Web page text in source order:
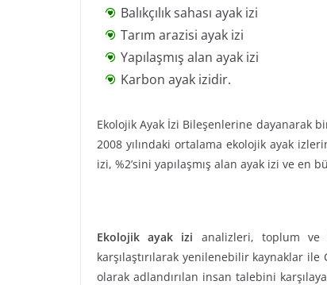
Balıkçılık sahası ayak izi
Tarım arazisi ayak izi
Yapılaşmış alan ayak izi
Karbon ayak izidir.
Ekolojik Ayak İzi Bileşenlerine dayanarak
2008 yılındaki ortalama ekolojik ayak
izi, %2’sini yapılaşmış alan ayak izi ve
Ekolojik ayak izi analizleri, toplum ve
karşılaştırılarak yenilenebilir kaynaklar ile
olarak adlandırılan insan talebini